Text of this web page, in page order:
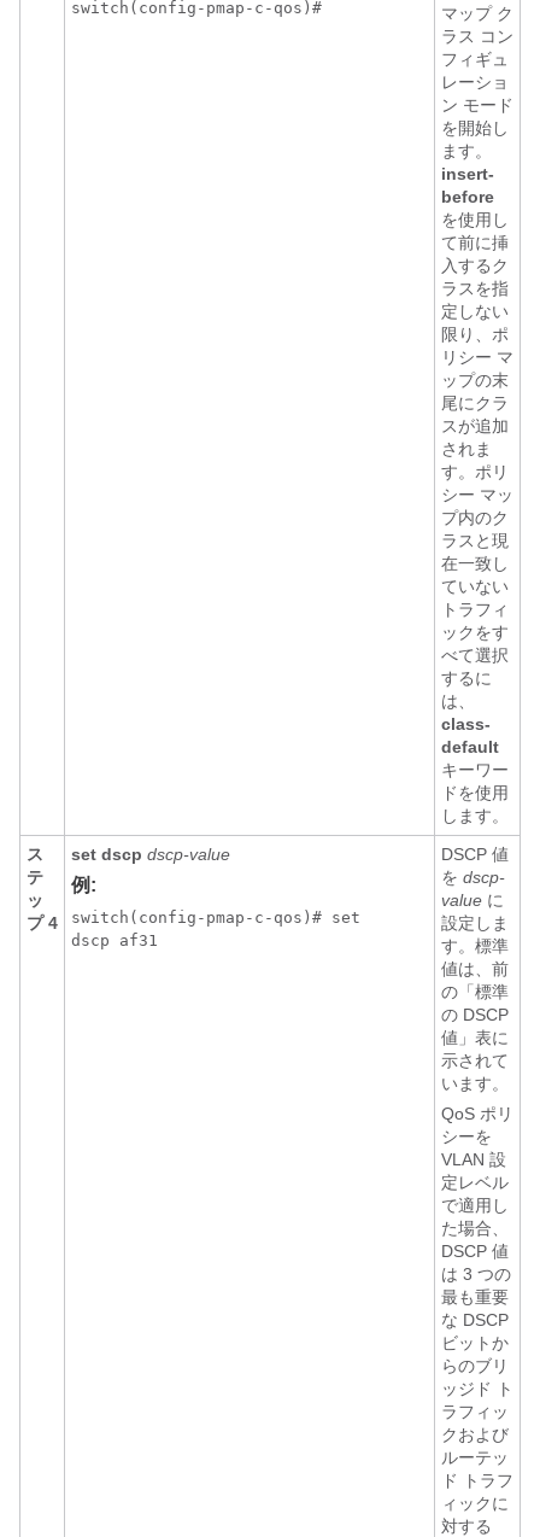
switch(config-pmap-c-qos)#
マップ ク
ラス コン
フィギュ
レーショ
ン モード
を開始し
ます。
insert-
before
を使用し
て前に挿
入するク
ラスを指
定しない
限り、ポ
リシー マ
ップの末
尾にクラ
スが追加
されま
す。ポリ
シー マッ
プ内のク
ラスと現
在一致し
ていない
トラフィ
ックをす
べて選択
するに
は、
class-
default
キーワー
ドを使用
します。
ス
テ
ッ
プ 4
set dscp dscp-value
例:
switch(config-pmap-c-qos)# set
dscp af31
DSCP 値
を dscp-
value に
設定しま
す。標準
値は、前
の「標準
の DSCP
値」表に
示されて
います。
QoS ポリ
シーを
VLAN 設
定レベル
で適用し
た場合、
DSCP 値
は 3 つの
最も重要
な DSCP
ビットか
らのブリ
ッジド ト
ラフィッ
クおよび
ルーテッ
ド トラフ
ィックに
対する